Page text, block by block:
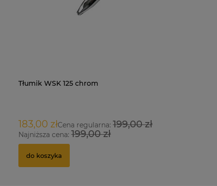
Tłumik WSK 125 chrom
183,00 złCena regularna: 199,00 zł
Najniższa cena: 199,00 zł
do koszyka